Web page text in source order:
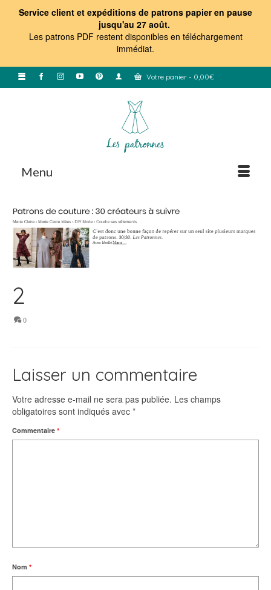
Service client et expéditions de patrons papier en pause
jusqu'au 27 août.
Les patrons PDF restent disponibles en téléchargement
immédiat.
Votre panier - 0,00€
Menu
2
0
Laisser un commentaire
Votre adresse e-mail ne sera pas publiée. Les champs
obligatoires sont indiqués avec *
Commentaire *
Nom *